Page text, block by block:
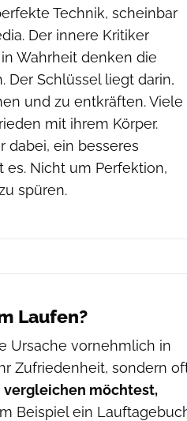
Technik, scheinbar
Der innere Kritiker
Wahrheit denken die
Der Schlüssel liegt darin,
und zu entkräften. Viele
mit ihrem Körper.
dabei, ein besseres
Nicht um Perfektion,
spüren.
Laufen?
Ursache vornehmlich in
Zufriedenheit, sondern
vergleichen möchtest,
Beispiel ein